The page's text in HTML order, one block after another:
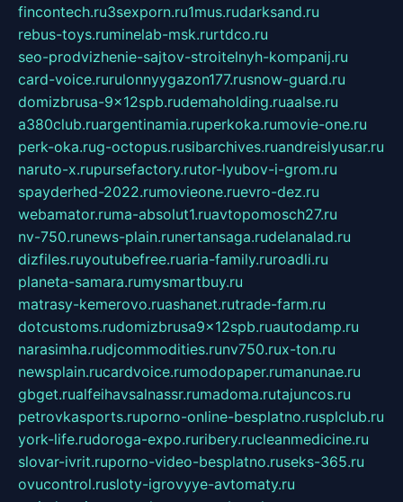
fincontech.ru3sexporn.ru1mus.rudarksand.ru
rebus-toys.ruminelab-msk.rurtdco.ru
seo-prodvizhenie-sajtov-stroitelnyh-kompanij.ru
card-voice.rurulonnyygazon177.rusnow-guard.ru
domizbrusa-9x12spb.rudemaholding.ruaalse.ru
a380club.ruargentinamia.ruperkoka.rumovie-one.ru
perk-oka.rug-octopus.rusibarchives.ruandreislyusar.ru
naruto-x.rupursefactory.rutor-lyubov-i-grom.ru
spayderhed-2022.rumovieone.ruevro-dez.ru
webamator.ruma-absolut1.ruavtopomosch27.ru
nv-750.runews-plain.runertansaga.rudelanalad.ru
dizfiles.ruyoutubefree.ruaria-family.ruroadli.ru
planeta-samara.rumysmartbuy.ru
matrasy-kemerovo.ruashanet.rutrade-farm.ru
dotcustoms.rudomizbrusa9x12spb.ruautodamp.ru
narasimha.rudjcommodities.runv750.rux-ton.ru
newsplain.rucardvoice.rumodopaper.rumanunae.ru
gbget.rualfeihavsalnassr.rumadoma.rutajuncos.ru
petrovkasports.ruporno-online-besplatno.rusplclub.ru
york-life.rudoroga-expo.ruribery.rucleanmedicine.ru
slovar-ivrit.ruporno-video-besplatno.ruseks-365.ru
ovucontrol.rusloty-igrovyye-avtomaty.ru